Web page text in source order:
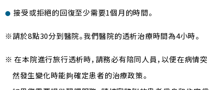
接受或拒絕的回復至少需要1個月的時間。
請於8點30分到醫院。我們醫院的透析治療時間為4小時。
在本院進行旅行透析時，請務必有陪同人員，以便在病情突
然發生變化時能夠確定患者的治療政策。